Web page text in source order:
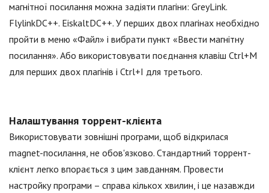
магнітної посилання можна задіяти плагіни: GreyLink.
FlylinkDC++. EiskaltDC++. У перших двох плагінах необхідно
пройти в меню «Файл» і вибрати пункт «Ввести магнітну
посилання». Або використовувати поєднання клавіш Ctrl+M
для перших двох плагінів і Ctrl+I для третього.
Налаштування торрент-клієнта
Використовувати зовнішні програми, щоб відкрилася
magnet-посилання, не обов'язково. Стандартний торрент-
клієнт легко впорається з цим завданням. Провести
настройку програми – справа кількох хвилин, і це назавжди